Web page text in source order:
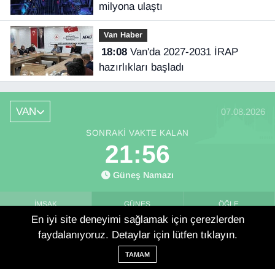
milyona ulaştı
Van Haber
18:08Van'da 2027-2031 İRAP
hazırlıkları başladı
VAN 07.08.2026
SONRAKI VAKTE KALAN
21:55
Güneş Namazı
İMSAK
03:31
GÜNEŞ
05:06
ÖĞLE
12:17
En iyi site deneyimi sağlamak için çerezlerden
faydalanıyoruz. Detaylar için lütfen tıklayın.
TAMAM